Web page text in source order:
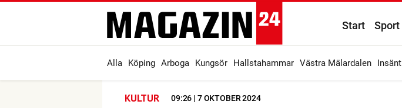
Start Sport
Alla Köping Arboga Kungsör Hallstahammar Västra Mälardalen Insänt
KULTUR 09:26 | 7 OKTOBER 2024